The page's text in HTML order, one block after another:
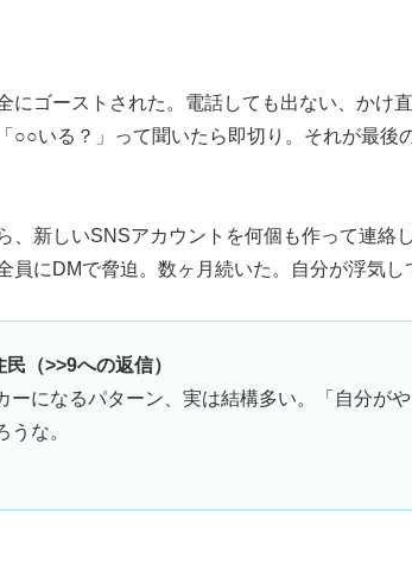
にゴーストされた。電話しても出ない、かけ
○○いる？」って聞いたら即切り。それが最後
、新しいSNSアカウントを何個も作って連絡
員にDMで脅迫。数ヶ月続いた。自分が浮気し
（>>9への返信）
ーになるパターン、実は結構多い。「自分が
な。